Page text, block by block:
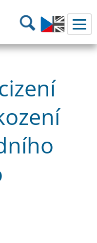
dopravy Hledání